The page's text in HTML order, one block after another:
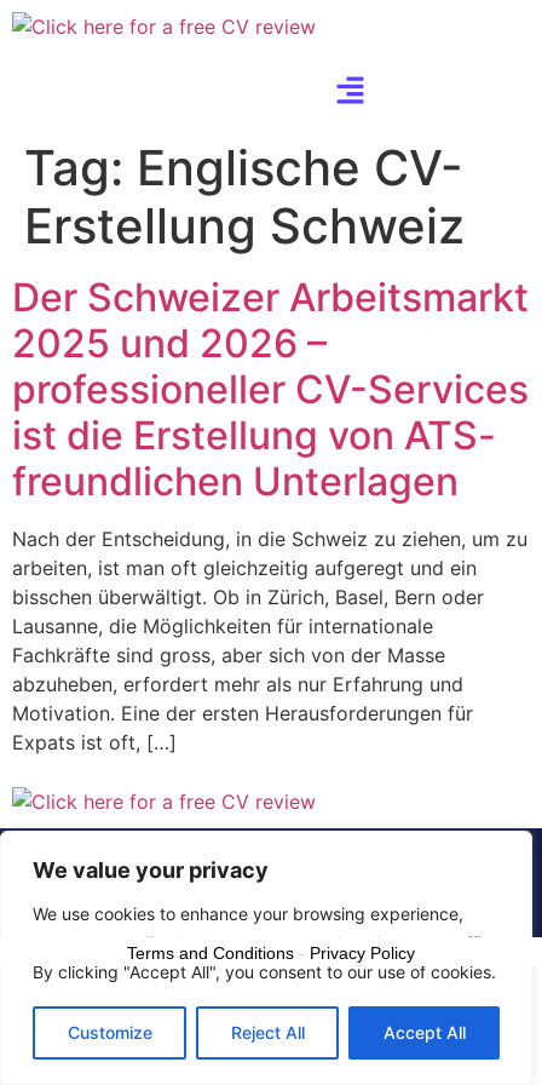
We value your privacy
We use cookies to enhance your browsing experience,
serve personalized ads or content, and analyze our traffic.
By clicking "Accept All", you consent to our use of cookies.
Customize Reject All Accept All
Tag: Englische CV-
Erstellung Schweiz
Der Schweizer Arbeitsmarkt
2025 und 2026 –
professioneller CV-Services
ist die Erstellung von ATS-
freundlichen Unterlagen
Nach der Entscheidung, in die Schweiz zu ziehen, um zu
arbeiten, ist man oft gleichzeitig aufgeregt und ein
bisschen überwältigt. Ob in Zürich, Basel, Bern oder
Lausanne, die Möglichkeiten für internationale
Fachkräfte sind gross, aber sich von der Masse
abzuheben, erfordert mehr als nur Erfahrung und
Motivation. Eine der ersten Herausforderungen für
Expats ist oft, […]
© 2015 - 2025 The CV Doctor | All rights
Terms and Conditions - Privacy Policy